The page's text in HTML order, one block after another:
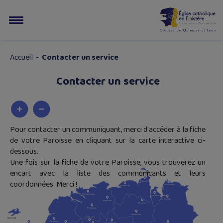
Accueil - Contacter un service
Contacter un service
Pour contacter un communiquant, merci d'accéder à la fiche
de votre Paroisse en cliquant sur la carte interactive ci-
dessous.
Une fois sur la fiche de votre Paroisse, vous trouverez un
encart avec la liste des communicants et leurs
coordonnées. Merci !
Plouvorn
Landivisiau
Plougasnou
Morlaix
Carantec
Ile-de-Batz
Roscoff
Plouescat
Lesneven
Plabennec
Plouguerneau
Gouesnou
Ouessant
Plouarzel